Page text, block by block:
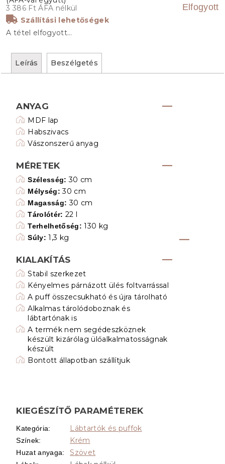
3 386 Ft ÁFA nélkül Elfogyott
Szállítási lehetőségek
A tétel elfogyott…
Leírás Beszélgetés
ANYAG
MDF lap
Habszivacs
Vászonszerű anyag
MÉRETEK
Szélesség: 30 cm
Mélység: 30 cm
Magasság: 30 cm
Tárolótér: 22 l
Terhelhetőség: 130 kg
Súly: 1,3 kg
KIALAKÍTÁS
Stabil szerkezet
Kényelmes párnázott ülés foltvarrással
A puff összecsukható és újra tárolható
Alkalmas tárolódoboznak és
lábtartónak is
A termék nem segédeszköznek
készült kizárólag ülőalkalmatosságnak
készült
Bontott állapotban szállítjuk
KIEGÉSZÍTŐ PARAMÉTEREK
Kategória: Lábtartók és puffok
Színek: Krém
Huzat anyaga: Szövet